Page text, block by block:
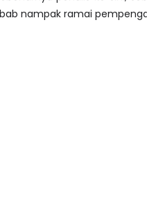
nampak ramai